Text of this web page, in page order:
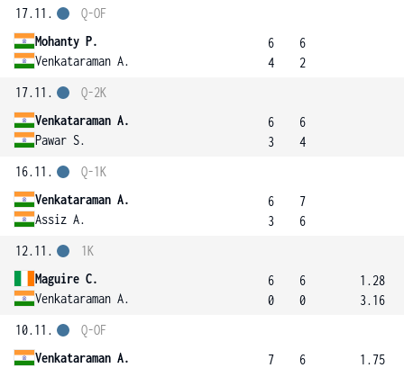
17.11.
Mohanty P.
Venkataraman A.
Q-OF
6
4
6
2
17.11.
Venkataraman A.
Pawar S.
Q-2K
6
3
6
4
16.11.
Venkataraman A.
Assiz A.
Q-1K
6
3
7
6
12.11.
Maguire C.
Venkataraman A.
1K
6
0
6
0
1.28
3.16
10.11.
Venkataraman A.
Q-OF
7
6
1.75